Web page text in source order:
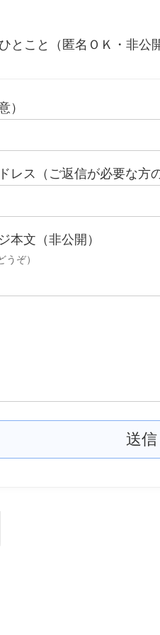
とこと（匿名ＯＫ・非公開
）
レス（ご返信が必要な方
本文（非公開）
うぞ）